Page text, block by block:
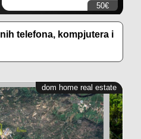
cijena na upit50€
telefona, kompjutera i
dom home real estate